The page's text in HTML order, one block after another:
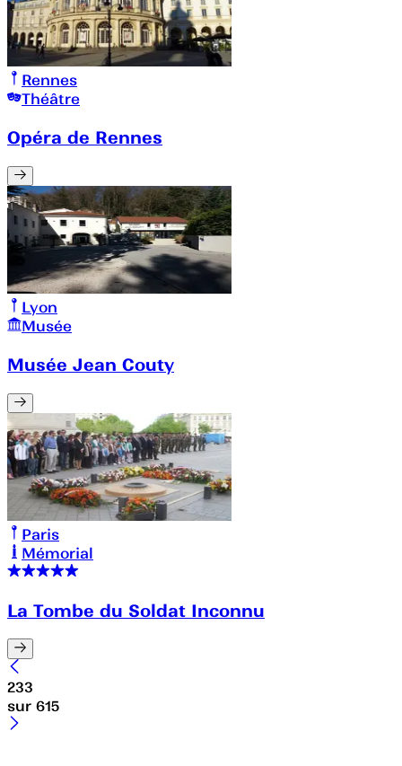
Rennes
Théâtre
Opéra de Rennes
Lyon
Musée
Musée Jean Couty
Paris
Mémorial
La Tombe du Soldat Inconnu
233
sur 615